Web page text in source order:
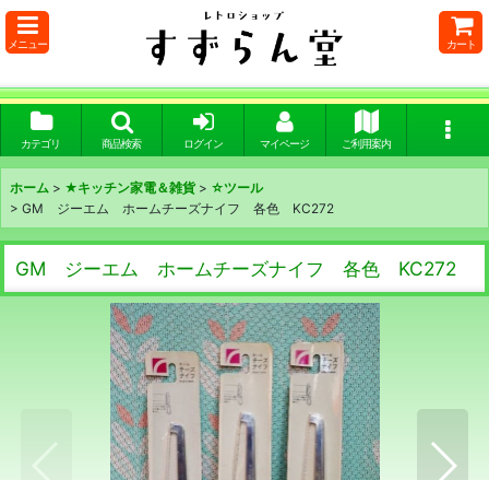
メニュー カート
カテゴリ 商品検索 ログイン マイページ ご利用案内
ホーム > ★キッチン家電＆雑貨 > ☆ツール
> GM ジーエム ホームチーズナイフ 各色 KC272
GM ジーエム ホームチーズナイフ 各色 KC272